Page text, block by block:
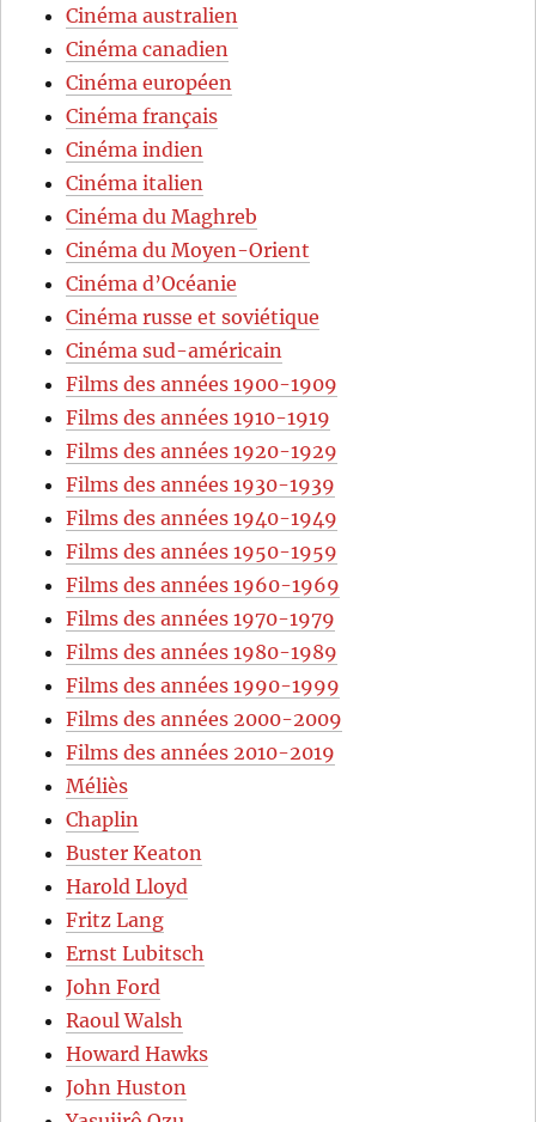
Cinéma australien
Cinéma canadien
Cinéma européen
Cinéma français
Cinéma indien
Cinéma italien
Cinéma du Maghreb
Cinéma du Moyen-Orient
Cinéma d’Océanie
Cinéma russe et soviétique
Cinéma sud-américain
Films des années 1900-1909
Films des années 1910-1919
Films des années 1920-1929
Films des années 1930-1939
Films des années 1940-1949
Films des années 1950-1959
Films des années 1960-1969
Films des années 1970-1979
Films des années 1980-1989
Films des années 1990-1999
Films des années 2000-2009
Films des années 2010-2019
Méliès
Chaplin
Buster Keaton
Harold Lloyd
Fritz Lang
Ernst Lubitsch
John Ford
Raoul Walsh
Howard Hawks
John Huston